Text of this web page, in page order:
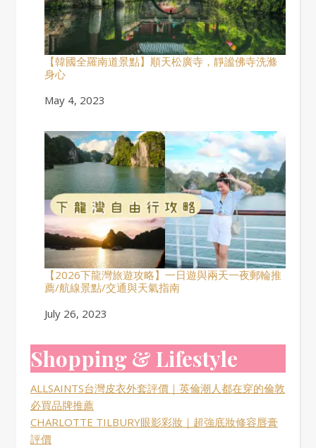
【韓國全羅南道景點】順天松廣寺，靜謐佛寺洗滌
身心
Date
May 4, 2023
【2026下龍灣旅遊攻略】一日遊與兩天一夜郵輪推
薦/航線景點/交通與天氣指南
Date
July 26, 2023
Shopping & Lifestyle
ALLSAINTS台灣皮衣外套評價｜英倫潮人都在穿的倫敦
必買品牌推薦
CHARLOTTE TILBURY眼影彩妝｜超強底妝修容唇膏
評價